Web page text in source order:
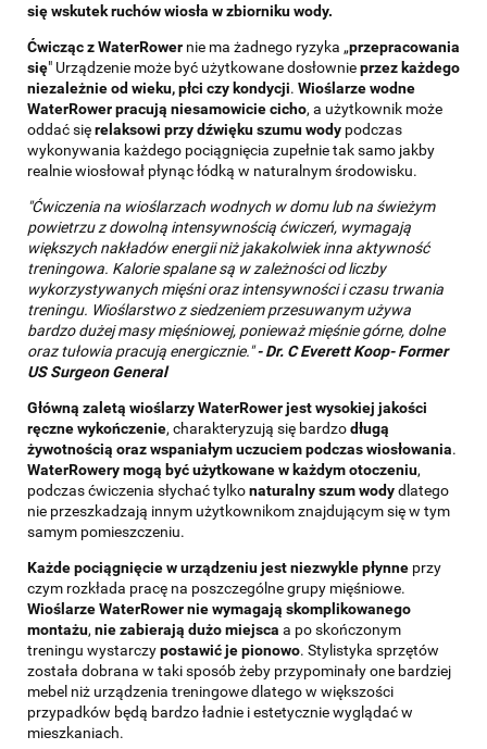
się wskutek ruchów wiosła w zbiorniku wody.
Ćwicząc z WaterRower nie ma żadnego ryzyka „przepracowania
się" Urządzenie może być użytkowane dosłownieprzez każdego
niezależnie od wieku, płci czy kondycji. Wioślarze wodne
WaterRower pracują niesamowicie cicho, a użytkownik może
oddać sięrelaksowi przy dźwięku szumu wody podczas
wykonywania każdego pociągnięcia zupełnie tak samo jakby
realnie wiosłował płynąc łódką w naturalnym środowisku.
"Ćwiczenia na wioślarzach wodnych w domu lub na świeżym
powietrzu z dowolną intensywnością ćwiczeń, wymagają
większych nakładów energii niż jakakolwiek inna aktywność
treningowa. Kalorie spalane są w zależności od liczby
wykorzystywanych mięśni oraz intensywności i czasu trwania
treningu. Wioślarstwo z siedzeniem przesuwanym używa
bardzo dużej masy mięśniowej, ponieważ mięśnie górne, dolne
oraz tułowia pracują energicznie."-Dr. C Everett Koop- Former
US Surgeon General
Główną zaletą wioślarzy WaterRower jest wysokiej jakości
ręczne wykończenie, charakteryzują się bardzodługą
żywotnością oraz wspaniałym uczuciem podczas wiosłowania.
WaterRowery mogą być użytkowane w każdym otoczeniu,
podczas ćwiczenia słychać tylkonaturalny szum wodydlatego
nie przeszkadzają innym użytkownikom znajdującym się w tym
samym pomieszczeniu.
Każde pociągnięcie w urządzeniu jest niezwykle płynne przy
czym rozkłada pracę na poszczególne grupy mięśniowe.
Wioślarze WaterRower nie wymagają skomplikowanego
montażu, nie zabierają dużo miejsca a po skończonym
treningu wystarczypostawić je pionowo. Stylistyka sprzętów
została dobrana w taki sposób żeby przypominały one bardziej
mebel niż urządzenia treningowe dlatego w większości
przypadków będą bardzo ładnie i estetycznie wyglądać w
mieszkaniach.